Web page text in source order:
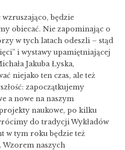
wzruszająco, będzie
obiecać. Nie zapominając o
w tych latach odeszli – stąd
i wystawy upamiętniającej
Jakuba Łyska,
niejako ten czas, ale też
zapoczątkujemy
a nowe na naszym
naukowe, po kilku
do tradycji Wykładów
w tym roku będzie też
naszych